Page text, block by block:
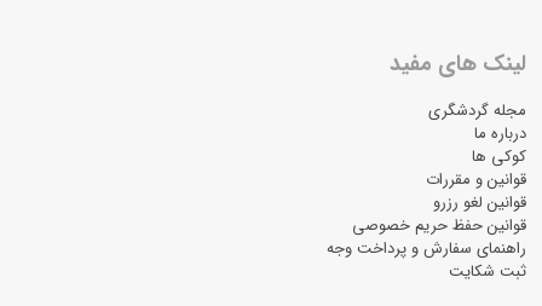
لینک های مفید
مجله گردشگری
درباره ما
کوکی ها
قوانین و مقررات
قوانین لغو رزرو
قوانین حفظ حریم خصوصی
راهنمای سفارش و پرداخت وجه
ثبت شکایت